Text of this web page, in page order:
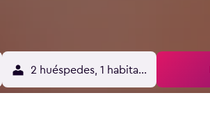
2 huéspedes, 1 habitación